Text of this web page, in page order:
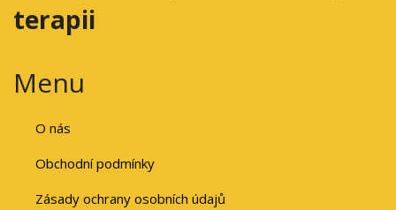
terapii
Menu
O nás
Obchodní podmínky
Zásady ochrany osobních údajů